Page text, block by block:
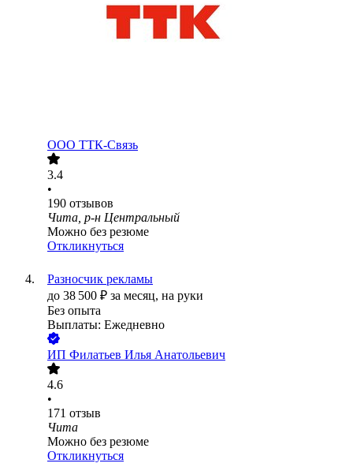
ООО ТТК-Связь
3.4
•
190 отзывов
Чита, р-н Центральный
Можно без резюме
Откликнуться
Разносчик рекламы
до 38 500 ₽ за месяц, на руки
Без опыта
Выплаты: Ежедневно
ИП Филатьев Илья Анатольевич
4.6
•
171 отзыв
Чита
Можно без резюме
Откликнуться